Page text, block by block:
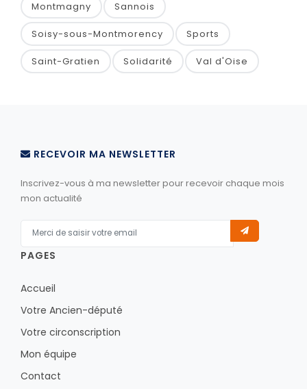
Montmagny Sannois
Soisy-sous-Montmorency Sports
Saint-Gratien Solidarité Val d'Oise
RECEVOIR MA NEWSLETTER
Inscrivez-vous à ma newsletter pour recevoir chaque mois
mon actualité
PAGES
Accueil
Votre Ancien-député
Votre circonscription
Mon équipe
Contact